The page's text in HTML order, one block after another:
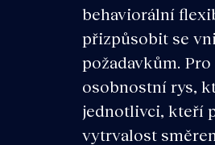
behaviorální
přizpůsobit se
požadavkům.
osobnostní rys,
jednotlivci, kteří
vytrvalost